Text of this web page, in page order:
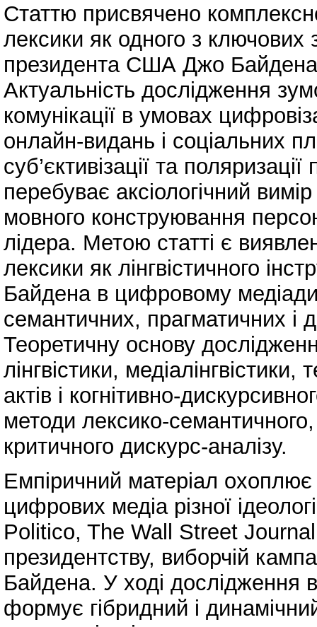
Статтю присвячено
лексики як одного з ключових
президента США Джо
Актуальність дослідження
комунікації в умовах
онлайн-видань і соціальних
суб’єктивізації та
перебуває аксіологічний
мовного конструювання
лідера. Метою статті є
лексики як лінгвістичного
Байдена в цифровому
семантичних, прагматичних і
Теоретичну основу
лінгвістики,
актів і когнітивно-
методи лексико-
критичного дискурс-аналізу.
Емпіричний матеріал
цифрових медіа різної
Politico, The Wall Street
президентству, виборчій
Байдена. У ході дослідження
формує гібридний і